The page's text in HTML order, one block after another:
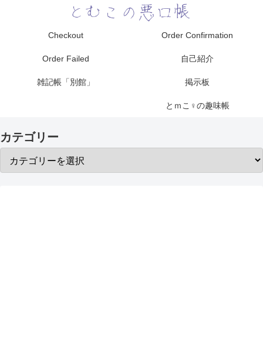
Checkout Order Confirmation
Order Failed 自己紹介
雑記帳「別館」 掲示板
とｍこ♀の趣味帳
カテゴリー